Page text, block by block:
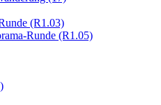
(R1.03)
Runde (R1.05)